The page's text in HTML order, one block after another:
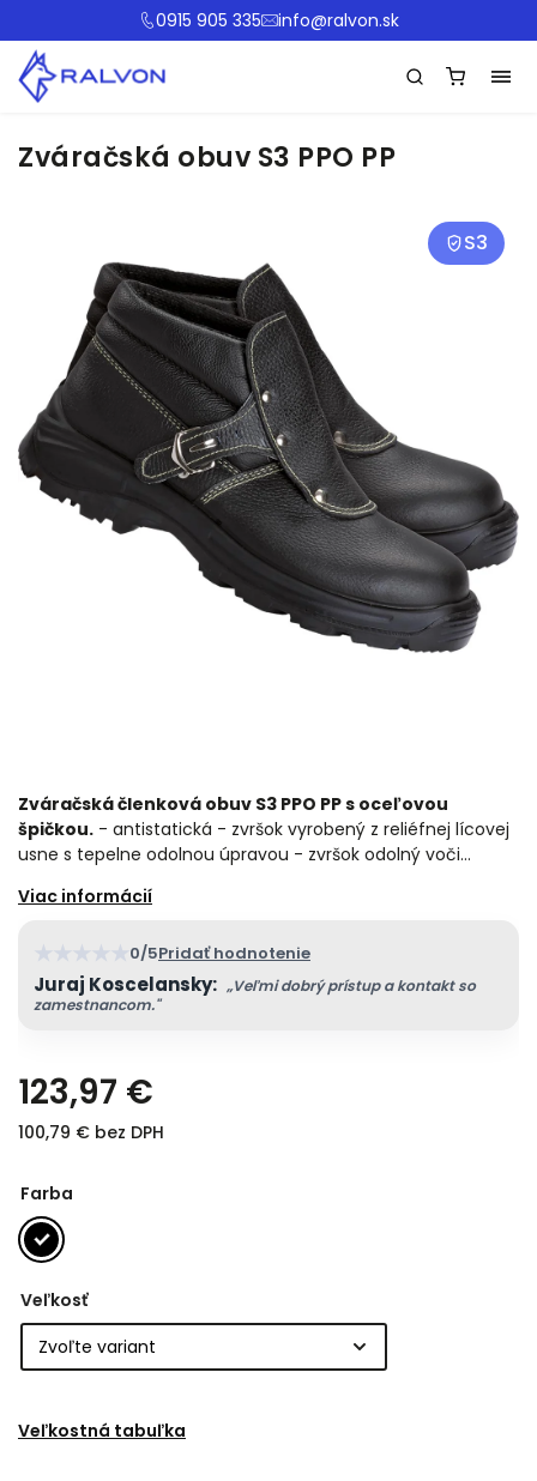
0915 905 335 info@ralvon.sk
Zváračská obuv S3 PPO PP
S3
Zváračská členková obuv S3 PPO PP s oceľovou
špičkou. - antistatická - zvršok vyrobený z reliéfnej lícovej
usne s tepelne odolnou úpravou - zvršok odolný voči…
★ ★ ★ ★ ★0/5Pridať hodnotenie
Juraj Koscelansky: „Veľmi dobrý prístup a kontakt so
zamestnancom."
123,97 €
100,79 € bez DPH
Farba
Veľkosť
Veľkostná tabuľka